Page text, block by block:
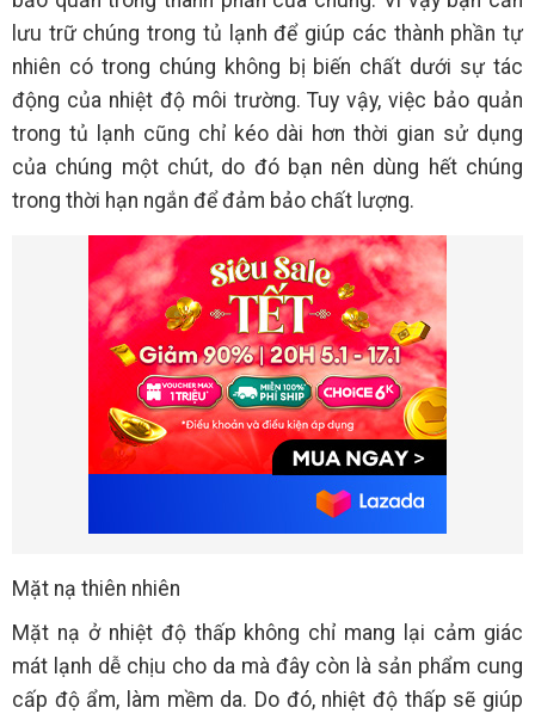
lưu trữ chúng trong tủ lạnh để giúp các thành phần tự
nhiên có trong chúng không bị biến chất dưới sự tác
động của nhiệt độ môi trường. Tuy vậy, việc bảo quản
trong tủ lạnh cũng chỉ kéo dài hơn thời gian sử dụng
của chúng một chút, do đó bạn nên dùng hết chúng
trong thời hạn ngắn để đảm bảo chất lượng.
Mặt nạ thiên nhiên
Mặt nạ ở nhiệt độ thấp không chỉ mang lại cảm giác
mát lạnh dễ chịu cho da mà đây còn là sản phẩm cung
cấp độ ẩm, làm mềm da. Do đó, nhiệt độ thấp sẽ giúp